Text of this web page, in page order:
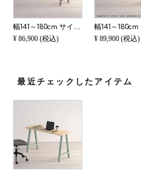
幅141～180cm サイズオーダーテーブル Sizeno(シゼノ) ダイニングテーブル ウォールナット 集成材 木製 A字脚 スチール脚 天然木 テーブル 長方形 食卓テーブル おしゃれ ウッディモダン ダイニング ダークブラウン
¥ 86,900 (税込)
¥ 89,900 (税込)
最近チェックしたアイテム